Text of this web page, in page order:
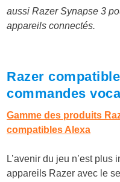
aussi Razer Synapse 3
appareils connectés.
Razer
commandes
Gamme des produits
compatibles Alexa
L’avenir du jeu n’est plus
appareils Razer avec le